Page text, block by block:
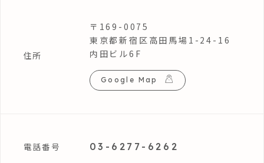
住所
〒169-0075
東京都新宿区高田馬場1-24-16
内田ビル6F
Google Map
電話番号 03-6277-6262